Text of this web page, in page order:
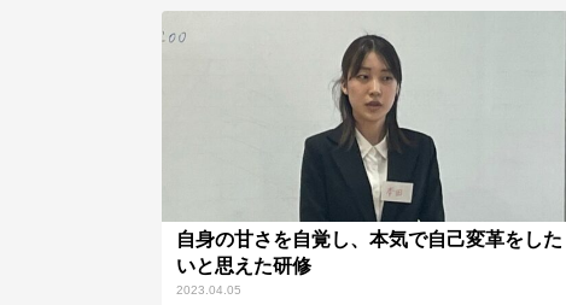
ミュニケーションの戦略的な設計や共通点へのフォー
カスがとても重要であることを再認識できました。あ
りがとうございます。また、研修などでお会いし、学
び合えるととても嬉しいです。引き続き宜しくお願い
自身の甘さを自覚し、本気で自己変革をした
いと思えた研修
2023.04.05